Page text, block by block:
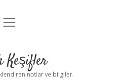
Uyarı
menüyü
Keşifler
notlar ve bilgiler.